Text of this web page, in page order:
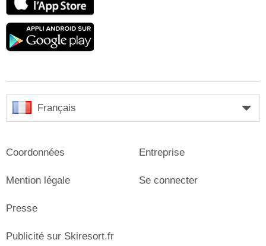
Google
Français
Coordonnées
Mention légale
Presse
Entreprise
Se connecter
Publicité sur Skiresort.fr